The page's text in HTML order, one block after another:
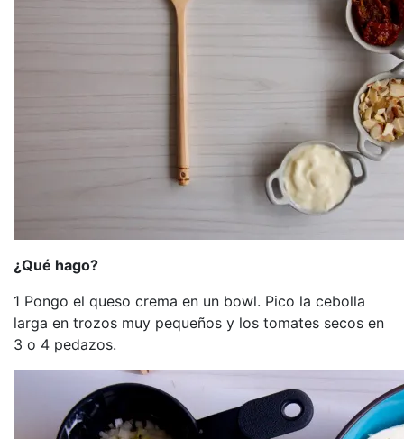
¿Qué hago?
1 Pongo el queso crema en un bowl. Pico la cebolla
larga en trozos muy pequeños y los tomates secos en
3 o 4 pedazos.